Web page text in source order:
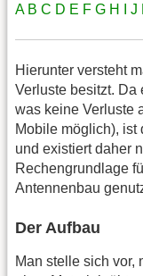
A B C D E F G H J
Hierunter versteht
Verluste besitzt. Da
was keine Verluste
Mobile möglich), ist
und existiert daher
Rechengrundlage
Antennenbau
Der Aufbau
Man stelle sich vor,